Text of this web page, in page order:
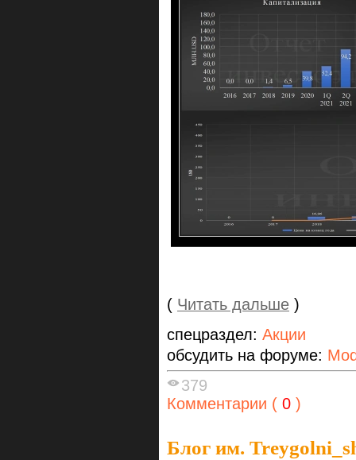
( Читать дальше )
спецраздел: Акции
обсудить на форуме:
379
Комментарии ( 0 )
Блог им.